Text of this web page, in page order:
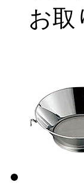
お取